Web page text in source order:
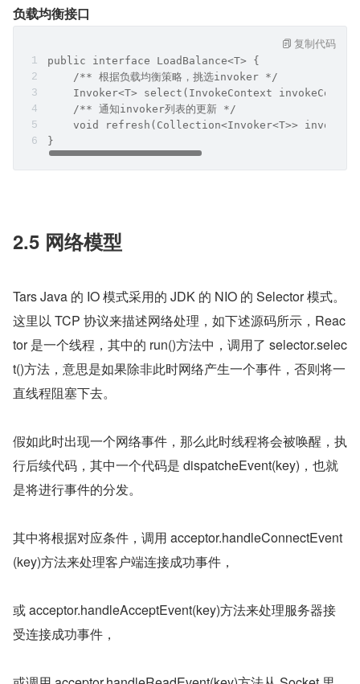
负载均衡接口
public interface LoadBalance<T> {
    /** 根据负载均衡策略，挑选invoker */
Invoker<T> select(InvokeContext
    /** 通知invoker列表的更新 */
void refresh(Collection<Invoker<T>>
}
复制代码
2.5 网络模型
Tars Java 的 IO 模式采用的 JDK 的 NIO 的 Selector 模式。
这里以 TCP 协议来描述网络处理，如下述源码所示，Reac
tor 是一个线程，其中的 run()方法中，调用了 selector.selec
t()方法，意思是如果除非此时网络产生一个事件，否则将一
直线程阻塞下去。
假如此时出现一个网络事件，那么此时线程将会被唤醒，执
行后续代码，其中一个代码是 dispatcheEvent(key)，也就
是将进行事件的分发。
其中将根据对应条件，调用 acceptor.handleConnectEvent
(key)方法来处理客户端连接成功事件，
或 acceptor.handleAcceptEvent(key)方法来处理服务器接
受连接成功事件，